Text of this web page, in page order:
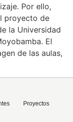
Por ello,
proyecto de
la Universidad
El
de las aulas,
Proyectos